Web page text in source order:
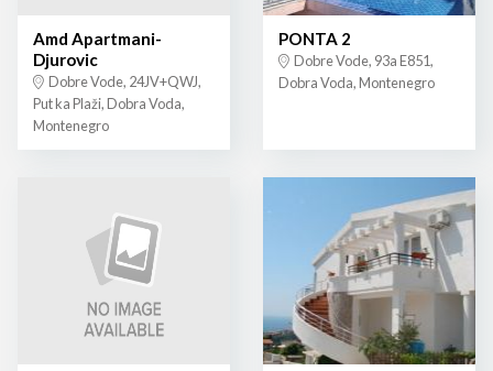
Amd Apartmani-
Djurovic
Dobre Vode, 24JV+QWJ,
Put ka Plaži, Dobra Voda,
Montenegro
PONTA 2
Dobre Vode, 93a E851,
Dobra Voda, Montenegro